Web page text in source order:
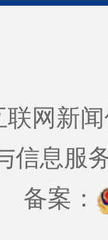
联网新
信息服
备案：